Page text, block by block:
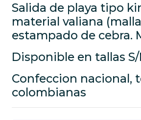
Salida de playa tipo
material valiana
estampado de cebra.
Disponible en tallas
Confeccion nacional,
colombianas